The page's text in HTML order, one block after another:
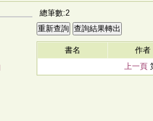
總筆數:2
書名
作者
上一頁